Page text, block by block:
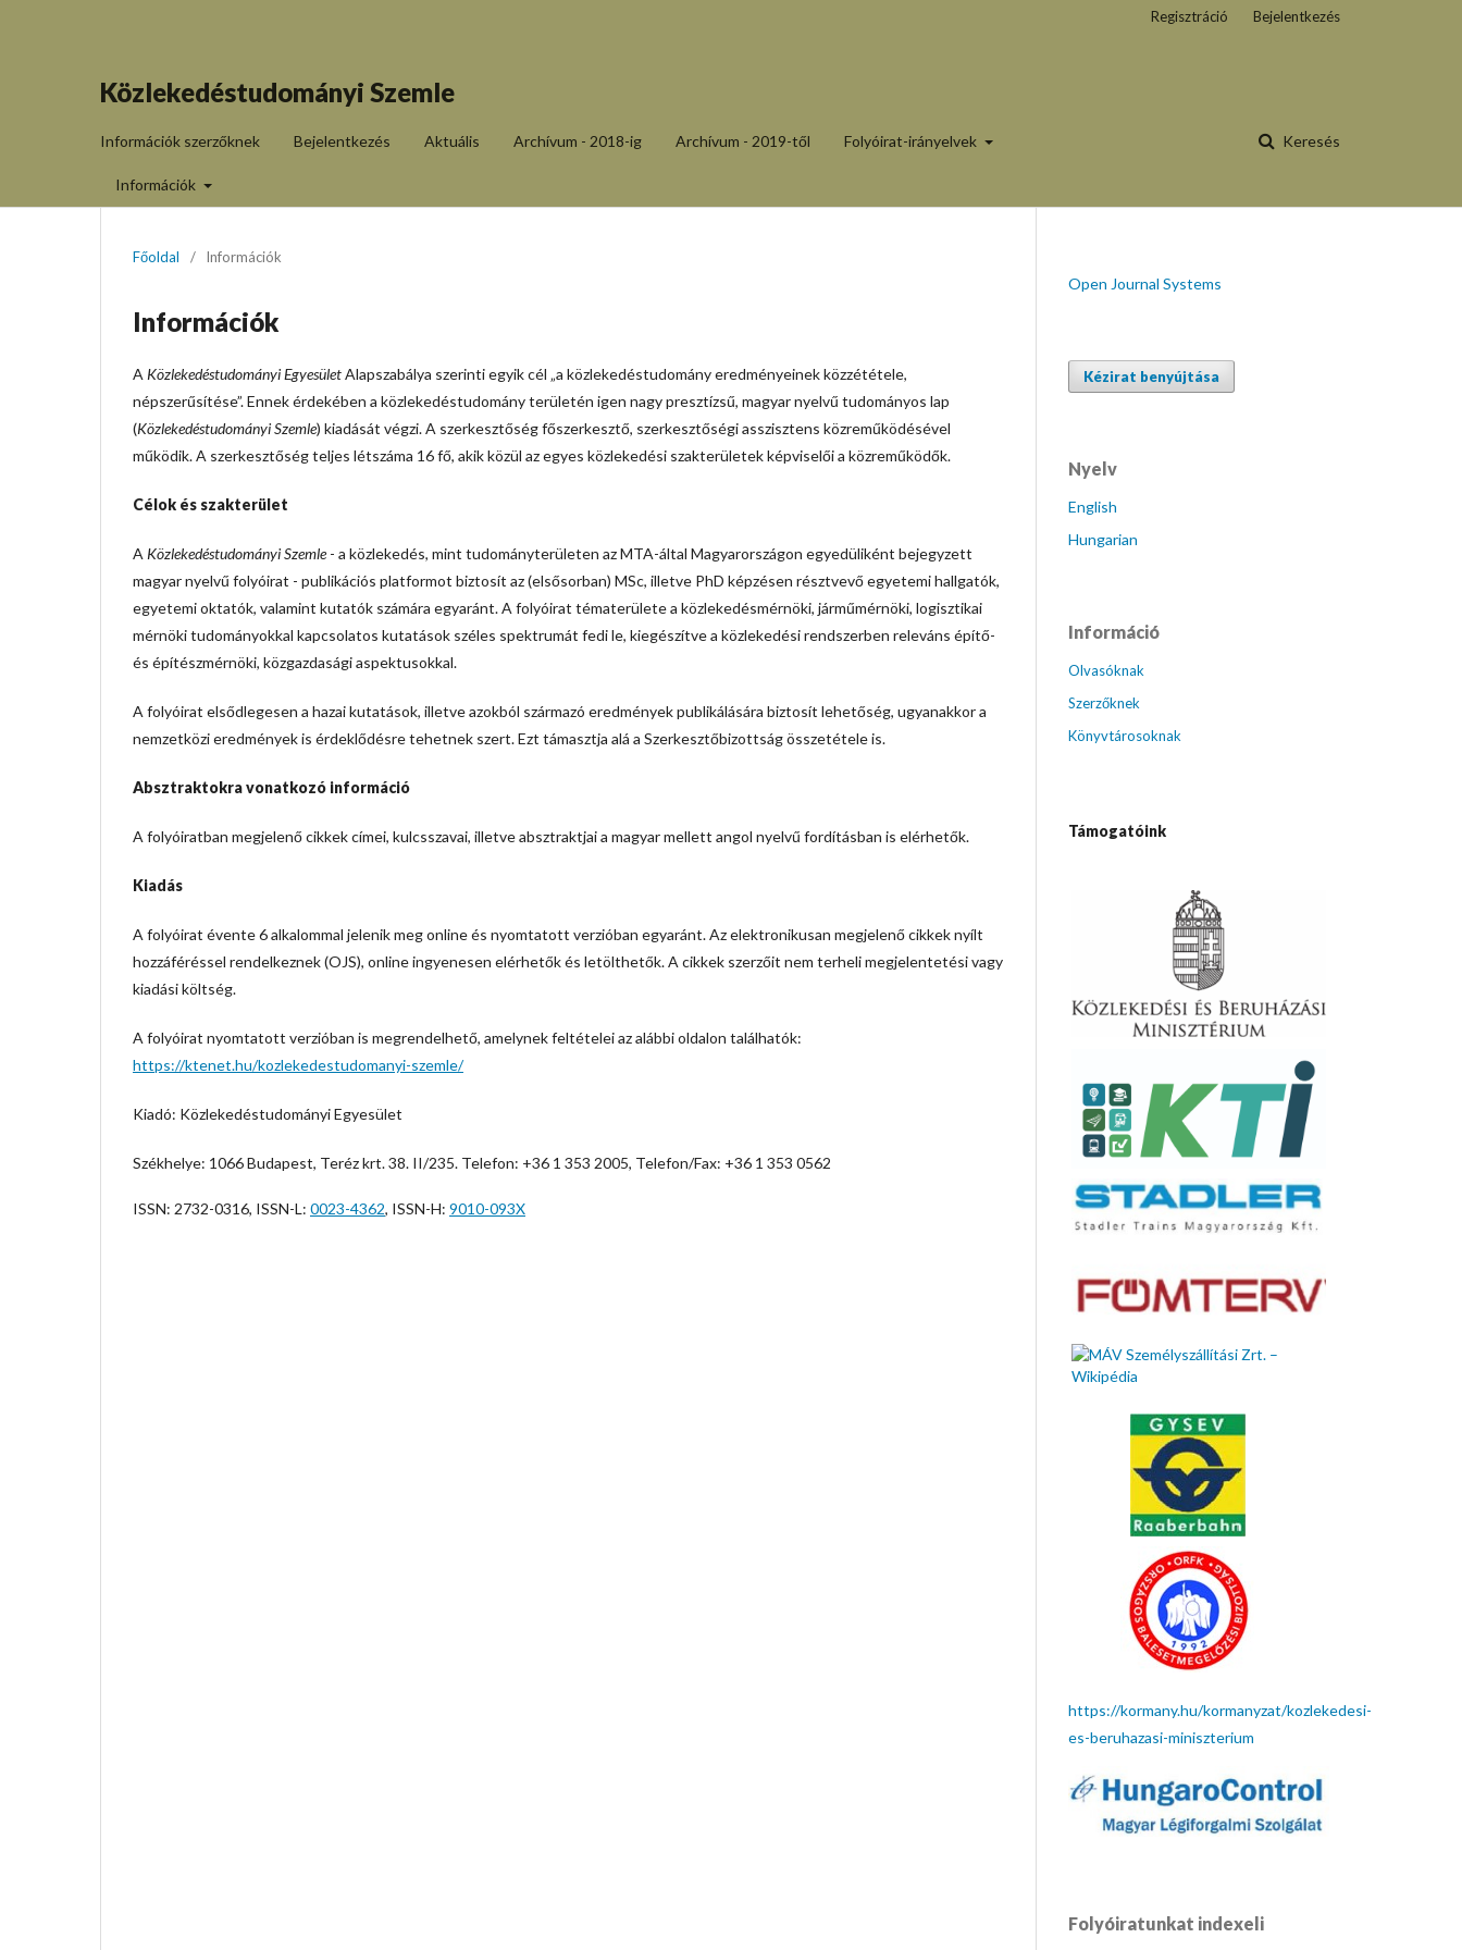
Közlekedéstudományi Szemle
Információk szerzőknek Bejelentkezés Aktuális Archívum - 2018-ig Archívum - 2019-től Folyóirat-irányelvek
Információk
Keresés
Regisztráció Bejelentkezés
Főoldal / Információk
Információk
A Közlekedéstudományi EgyesületAlapszabálya szerinti egyik cél „a közlekedéstudomány eredményeinek közzététele,
népszerűsítése”. Ennek érdekében a közlekedéstudomány területén igen nagy presztízsű, magyar nyelvű tudományos lap
(Közlekedéstudományi Szemle) kiadását végzi. A szerkesztőség főszerkesztő, szerkesztőségi asszisztens közreműködésével
működik. A szerkesztőség teljes létszáma 16 fő, akik közül az egyes közlekedési szakterületek képviselői a közreműködők.
Célok és szakterület
A Közlekedéstudományi Szemle- a közlekedés, mint tudományterületen az MTA-által Magyarországon egyedüliként bejegyzett
magyar nyelvű folyóirat - publikációs platformot biztosít az (elsősorban) MSc, illetve PhD képzésen résztvevő egyetemi hallgatók,
egyetemi oktatók, valamint kutatók számára egyaránt. A folyóirat tématerülete a közlekedésmérnöki, járműmérnöki, logisztikai
mérnöki tudományokkal kapcsolatos kutatások széles spektrumát fedi le, kiegészítve a közlekedési rendszerben releváns építő-
és építészmérnöki, közgazdasági aspektusokkal.
A folyóirat elsődlegesen a hazai kutatások, illetve azokból származó eredmények publikálására biztosít lehetőség, ugyanakkor a
nemzetközi eredmények is érdeklődésre tehetnek szert. Ezt támasztja alá a Szerkesztőbizottság összetétele is.
Absztraktokra vonatkozó információ
A folyóiratban megjelenő cikkek címei, kulcsszavai, illetve absztraktjai a magyar mellett angol nyelvű fordításban is elérhetők.
Kiadás
A folyóirat évente 6 alkalommal jelenik meg online és nyomtatott verzióban egyaránt. Az elektronikusan megjelenő cikkek nyílt
hozzáféréssel rendelkeznek (OJS), online ingyenesen elérhetők és letölthetők. A cikkek szerzőit nem terheli megjelentetési vagy
kiadási költség.
A folyóirat nyomtatott verzióban is megrendelhető, amelynek feltételei az alábbi oldalon találhatók:
https://ktenet.hu/kozlekedestudomanyi-szemle/
Kiadó: Közlekedéstudományi Egyesület
Székhelye: 1066 Budapest, Teréz krt. 38. II/235. Telefon: +36 1 353 2005, Telefon/Fax: +36 1 353 0562
ISSN: 2732-0316, ISSN-L: 0023-4362, ISSN-H: 9010-093X
Open Journal Systems
Kézirat benyújtása
Nyelv
English
Hungarian
Információ
Olvasóknak
Szerzőknek
Könyvtárosoknak
Támogatóink
https://kormany.hu/kormanyzat/kozlekedesi-
es-beruhazasi-miniszterium
Folyóiratunkat indexeli